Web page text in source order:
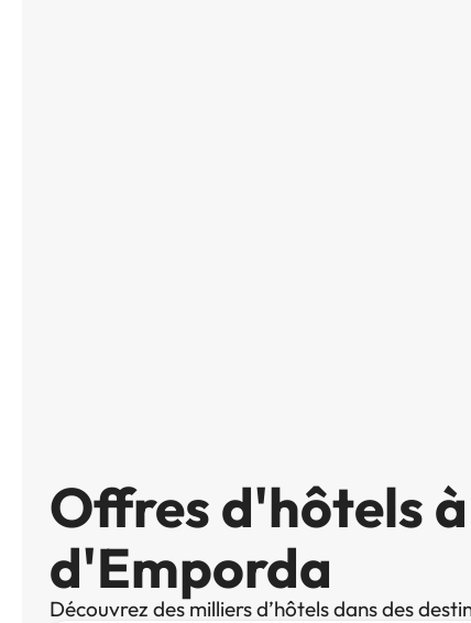
Offres d'hôtels
d'Emporda
Découvrez des milliers d’hôtels dans des